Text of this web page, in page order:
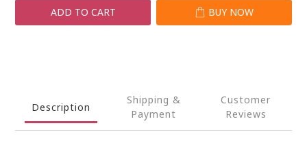
ADD TO CART BUY NOW
Description
Shipping &
Payment
Customer
Reviews